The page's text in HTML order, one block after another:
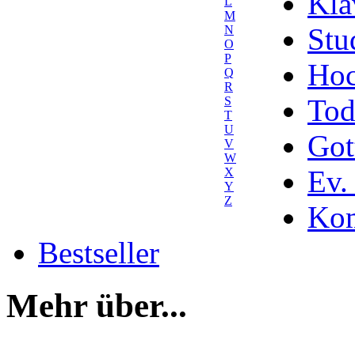
M
N
O
P
Q
R
S
T
U
V
W
X
Y
Z
Ev.
Bestseller
Mehr über...